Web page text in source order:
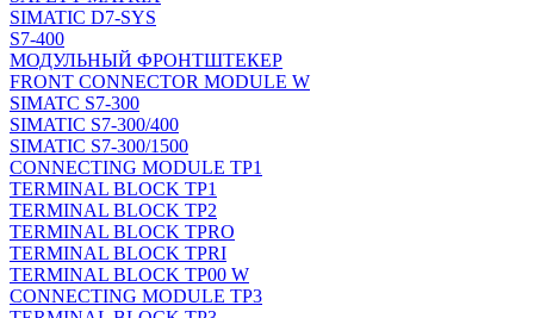
SIMATIC D7-SYS
S7-400
МОДУЛЬНЫЙ ФРОНТШТЕКЕР
FRONT CONNECTOR MODULE W
SIMATC S7-300
SIMATIC S7-300/400
SIMATIC S7-300/1500
CONNECTING MODULE TP1
TERMINAL BLOCK TP1
TERMINAL BLOCK TP2
TERMINAL BLOCK TPRO
TERMINAL BLOCK TPRI
TERMINAL BLOCK TP00 W
CONNECTING MODULE TP3